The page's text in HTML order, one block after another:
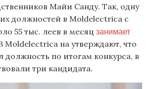
Майи Санду. Так, одну
должностей в Moldelectrica с
55 тыс. леев в месяц занимает
на утверждают, что
должность по итогам конкурса, в
три кандидата.